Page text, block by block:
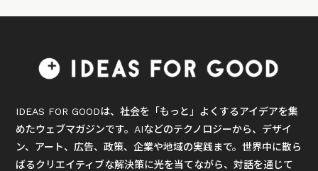
IDEAS FOR GOODは、社会を「もっと」よくするアイデアを集
めたウェブマガジンです。AIなどのテクノロジーから、デザイ
ン、アート、広告、政策、企業や地域の実践まで。世界中に散ら
ばるクリエイティブな解決策に光を当てながら、対話を通じて